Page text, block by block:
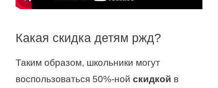
Какая скидка детям ржд?
Таким образом, школьники могут
воспользоваться 50%-ной скидкой в